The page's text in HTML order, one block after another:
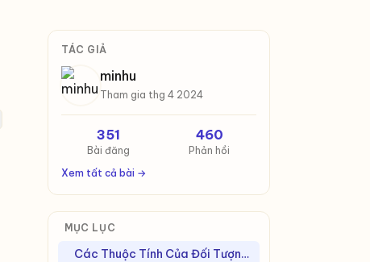
TÁC GIẢ
minhu
Tham gia thg 4 2024
351
Bài đăng
460
Phản hồi
Xem tất cả bài →
MỤC LỤC
Các Thuộc Tính Của Đối Tượng Screen